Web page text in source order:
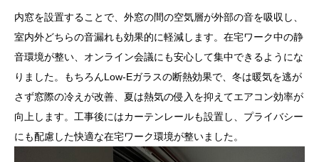
内窓を設置することで、外窓の間の空気層が外部の音を吸収し、
室内外どちらの音漏れも効果的に軽減します。在宅ワーク中の静
音環境が整い、オンライン会議にも安心して集中できるようにな
りました。もちろんLow-Eガラスの断熱効果で、冬は暖気を逃が
さず窓際の冷えが改善、夏は熱気の侵入を抑えてエアコン効率が
向上します。工事後にはカーテンレールも設置し、プライバシー
にも配慮した快適な在宅ワーク環境が整いました。